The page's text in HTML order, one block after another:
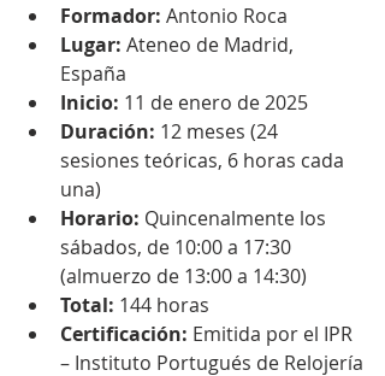
Formador: Antonio Roca
Lugar: Ateneo de Madrid,
España
Inicio: 11 de enero de 2025
Duración: 12 meses (24
sesiones teóricas, 6 horas cada
una)
Horario: Quincenalmente los
sábados, de 10:00 a 17:30
(almuerzo de 13:00 a 14:30)
Total: 144 horas
Certificación: Emitida por el IPR
– Instituto Portugués de Relojería